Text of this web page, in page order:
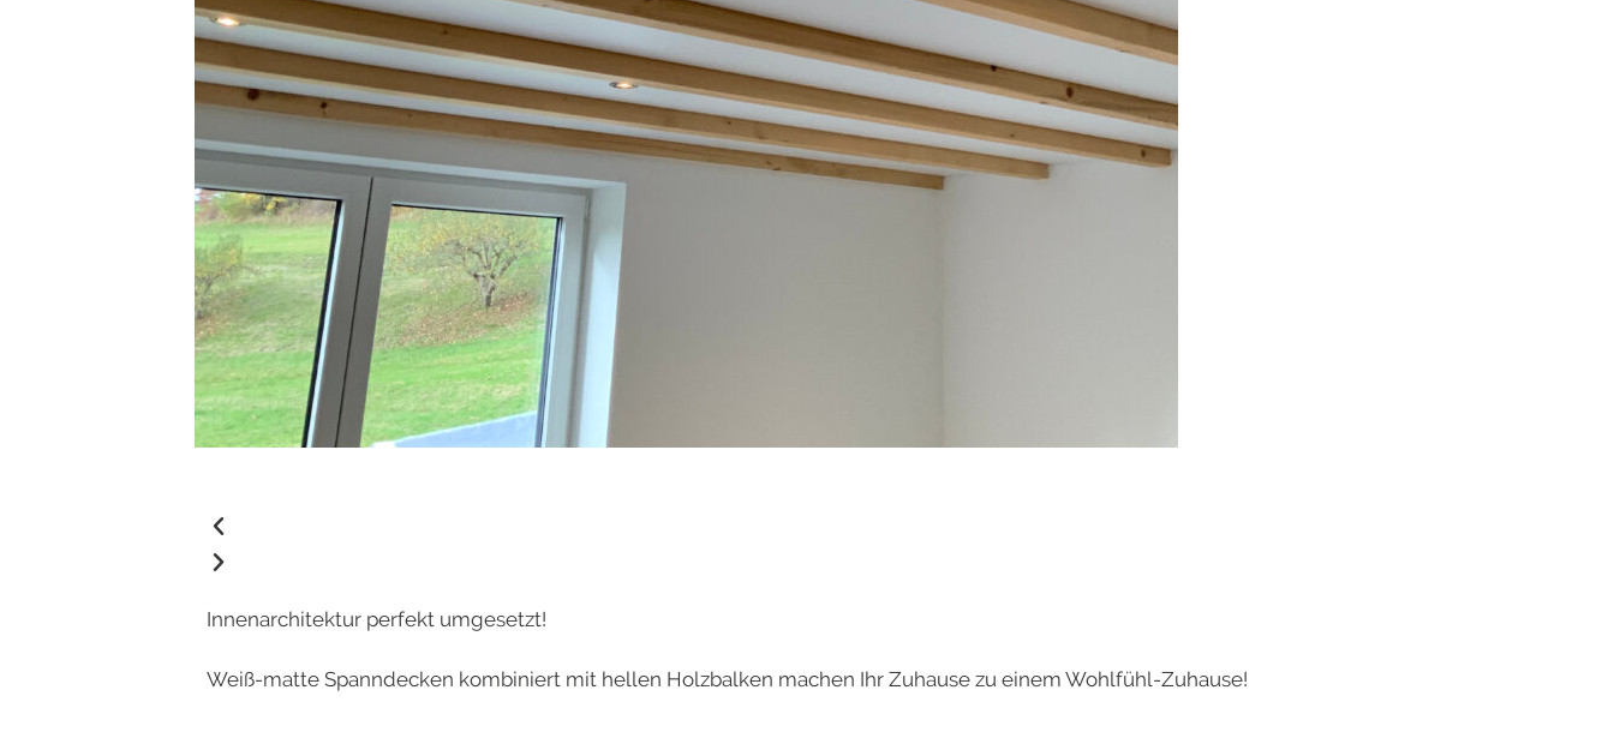
Innenarchitektur perfekt umgesetzt!
Weiß-matte Spanndecken kombiniert mit hellen Holzbalken machen Ihr Zuhause zu einem Wohlfühl-Zuhause!